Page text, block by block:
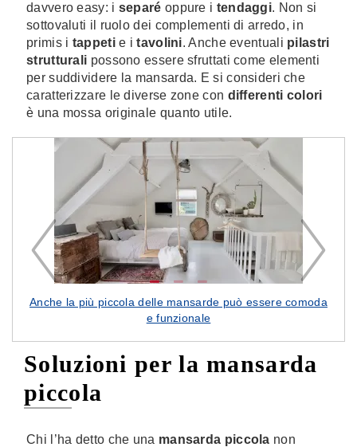
davvero easy: i separé oppure i tendaggi. Non si
sottovaluti il ruolo dei complementi di arredo, in
primis i tappetie itavolini. Anche eventuali pilastri
strutturali possono essere sfruttati come elementi
per suddividere la mansarda. E si consideri che
caratterizzare le diverse zone con differenti colori
è una mossa originale quanto utile.
Anche la più piccola delle mansarde può essere comoda
e funzionale
Soluzioni per la mansarda
piccola
Chi l’ha detto che una mansarda piccola non